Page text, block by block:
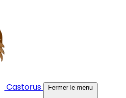
Castorus Fermer le menu